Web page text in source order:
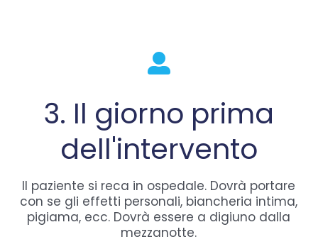
3. Il giorno prima
dell'intervento
Il paziente si reca in ospedale. Dovrà portare
con se gli effetti personali, biancheria intima,
pigiama, ecc. Dovrà essere a digiuno dalla
mezzanotte.